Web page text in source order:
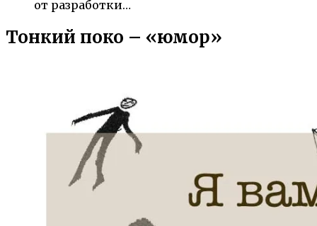
от разработки…
Тонкий поко – «юмор»